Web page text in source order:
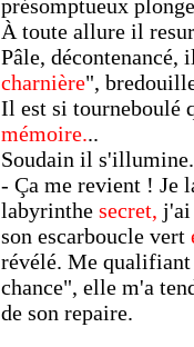
présomptueux
À toute allure il
Pâle, décontenancé, il
charnière",
Il est si tourneboulé
mémoire...
Soudain il s'illumine.
- Ça me revient ! Je
labyrinthe secret, j'ai
son escarboucle vert
révélé. Me qualifiant
chance", elle m'a
de son repaire.